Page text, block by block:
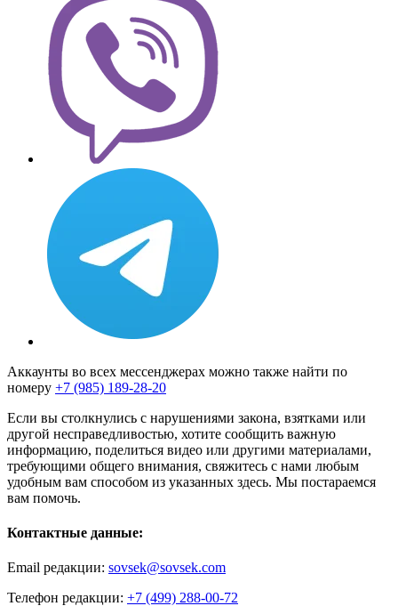
Аккаунты во всех мессенджерах можно также найти по
номеру +7 (985) 189-28-20
Если вы столкнулись с нарушениями закона, взятками или
другой несправедливостью, хотите сообщить важную
информацию, поделиться видео или другими материалами,
требующими общего внимания, свяжитесь с нами любым
удобным вам способом из указанных здесь. Мы постараемся
вам помочь.
Контактные данные:
Email редакции: sovsek@sovsek.com
Телефон редакции: +7 (499) 288-00-72